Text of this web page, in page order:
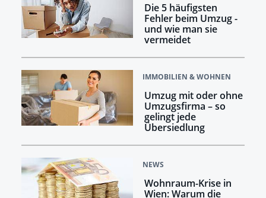
Die 5 häufigsten
Fehler beim Umzug -
und wie man sie
vermeidet
IMMOBILIEN & WOHNEN
Umzug mit oder ohne
Umzugsfirma – so
gelingt jede
Übersiedlung
NEWS
Wohnraum-Krise in
Wien: Warum die